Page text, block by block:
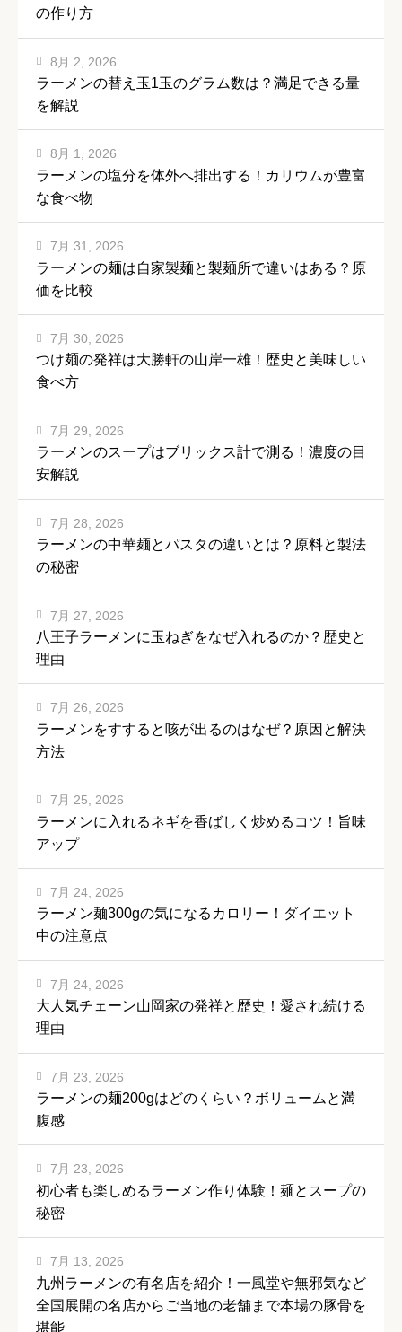
の作り方
ラーメンの替え玉1玉のグラム数は？満足できる量
を解説
8月 2, 2026
ラーメンの塩分を体外へ排出する！カリウムが豊富
な食べ物
8月 1, 2026
ラーメンの麺は自家製麺と製麺所で違いはある？原
価を比較
7月 31, 2026
つけ麺の発祥は大勝軒の山岸一雄！歴史と美味しい
食べ方
7月 30, 2026
ラーメンのスープはブリックス計で測る！濃度の目
安解説
7月 29, 2026
ラーメンの中華麺とパスタの違いとは？原料と製法
の秘密
7月 28, 2026
八王子ラーメンに玉ねぎをなぜ入れるのか？歴史と
理由
7月 27, 2026
ラーメンをすすると咳が出るのはなぜ？原因と解決
方法
7月 26, 2026
ラーメンに入れるネギを香ばしく炒めるコツ！旨味
アップ
7月 25, 2026
ラーメン麺300gの気になるカロリー！ダイエット
中の注意点
7月 24, 2026
大人気チェーン山岡家の発祥と歴史！愛され続ける
理由
7月 24, 2026
ラーメンの麺200gはどのくらい？ボリュームと満
腹感
7月 23, 2026
初心者も楽しめるラーメン作り体験！麺とスープの
秘密
7月 23, 2026
九州ラーメンの有名店を紹介！一風堂や無邪気など
全国展開の名店からご当地の老舗まで本場の豚骨を
堪能
7月 13, 2026